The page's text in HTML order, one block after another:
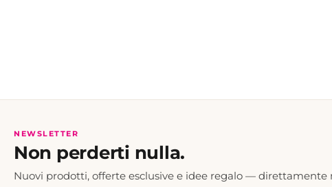
NEWSLETTER
Non perderti nulla.
Nuovi prodotti, offerte esclusive e idee regalo — direttamente